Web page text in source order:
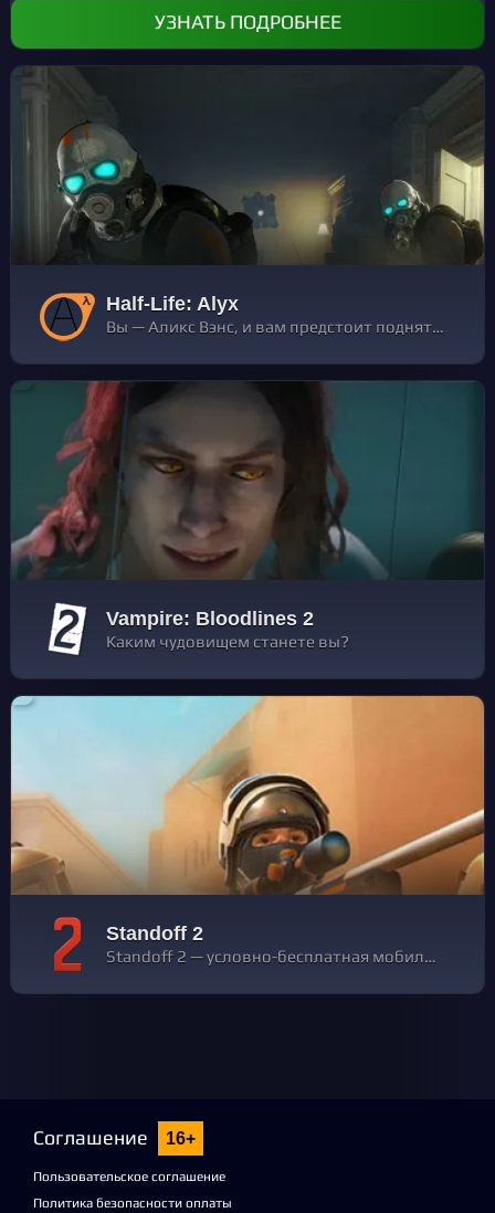
УЗНАТЬ ПОДРОБНЕЕ
Half-Life: Alyx
Вы — Аликс Вэнс, и вам предстоит поднять восстание
Vampire: Bloodlines 2
Каким чудовищем станете вы?
Standoff 2
Standoff 2 — условно-бесплатная мобильная многопользовательская онлайн-игра в жанре шутера от первого лица, разработанная и изданная российской компанией Axlebolt в 2017 году для платформы Android, а в 2018 году — для iOS
Соглашение 16+
Пользовательское соглашение
Политика безопасности оплаты